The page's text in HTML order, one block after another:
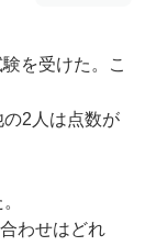
を受けた。こ
2人は点数が
わせはどれ